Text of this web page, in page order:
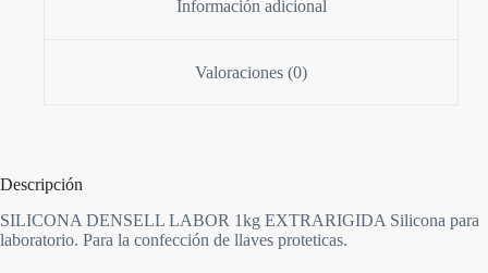
Información adicional
Valoraciones (0)
Descripción
SILICONA DENSELL LABOR 1kg EXTRARIGIDA Silicona para
laboratorio. Para la confección de llaves proteticas.